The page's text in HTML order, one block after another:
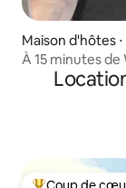
Maison d'hôtes
À 15 minutes